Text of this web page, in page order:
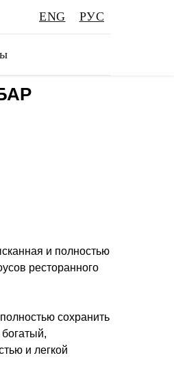
ENG РУС
и полностью
ресторанного
сохранить
и легкой